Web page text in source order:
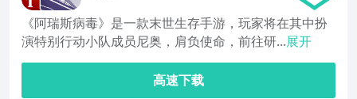
《阿瑞斯病毒》是一款末世生存手游，玩家将在其中扮
演特别行动小队成员尼奥，肩负使命，前往研...展开
高速下载